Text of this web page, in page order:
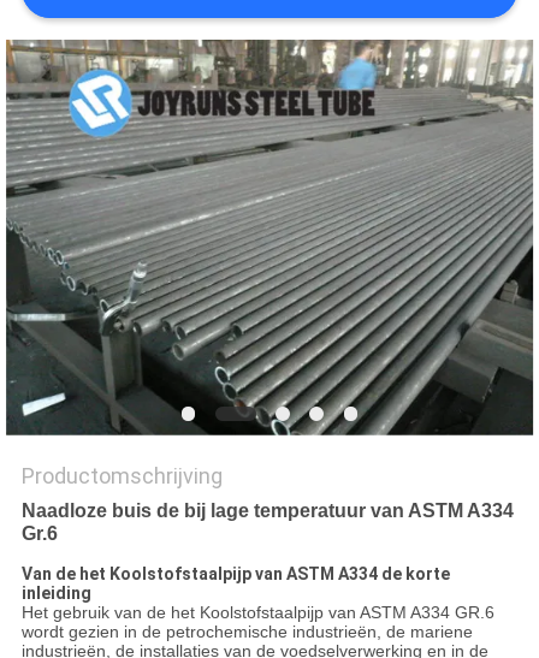
Productomschrijving
Naadloze buis de bij lage temperatuur van ASTM A334
Gr.6
Van de het Koolstofstaalpijp van ASTM A334 de korte
inleiding
Het gebruik van de het Koolstofstaalpijp van ASTM A334 GR.6
wordt gezien in de petrochemische industrieën, de mariene
industrieën, de installaties van de voedselverwerking en in de